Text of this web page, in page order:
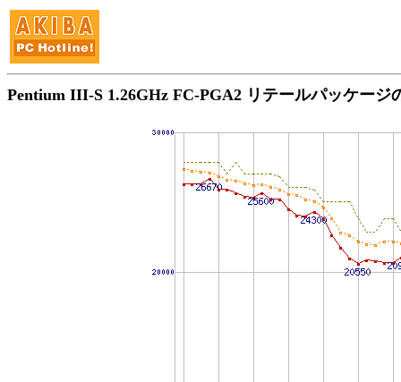
Pentium III-S 1.26GHz FC-PGA2 リテールパッケージ